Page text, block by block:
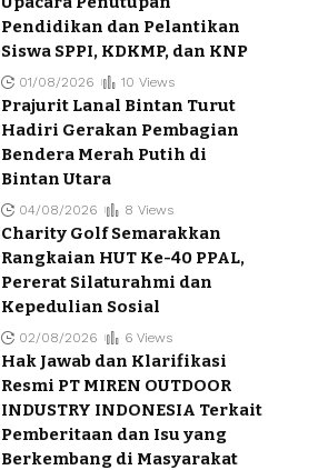
Pendidikan dan Pelantikan
Siswa SPPI, KDKMP, dan KNP
01/08/2026 10 Views
Prajurit Lanal Bintan Turut
Hadiri Gerakan Pembagian
Bendera Merah Putih di
Bintan Utara
04/08/2026 8 Views
Charity Golf Semarakkan
Rangkaian HUT Ke-40 PPAL,
Pererat Silaturahmi dan
Kepedulian Sosial
02/08/2026 6 Views
Hak Jawab dan Klarifikasi
Resmi PT MIREN OUTDOOR
INDUSTRY INDONESIA Terkait
Pemberitaan dan Isu yang
Berkembang di Masyarakat